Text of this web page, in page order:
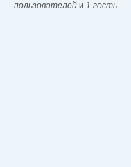
пользователей и 1 гость.